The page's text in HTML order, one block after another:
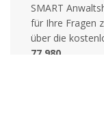
SMART
für Ihre Fragen
über die
77 980